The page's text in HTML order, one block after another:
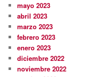
mayo 2023
abril 2023
marzo 2023
febrero 2023
enero 2023
diciembre 2022
noviembre 2022